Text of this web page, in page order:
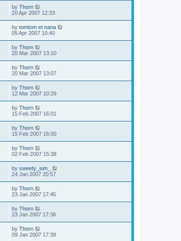
by Thorn
20 Apr 2007 12:33
by tomtom et nana
05 Apr 2007 10:40
by Thorn
20 Mar 2007 13:10
by Thorn
20 Mar 2007 13:07
by Thorn
12 Mar 2007 10:29
by Thorn
15 Feb 2007 16:01
by Thorn
15 Feb 2007 16:00
by Thorn
02 Feb 2007 15:38
by sweety_sim_
24 Jan 2007 20:57
by Thorn
23 Jan 2007 17:45
by Thorn
23 Jan 2007 17:36
by Thorn
09 Jan 2007 17:39